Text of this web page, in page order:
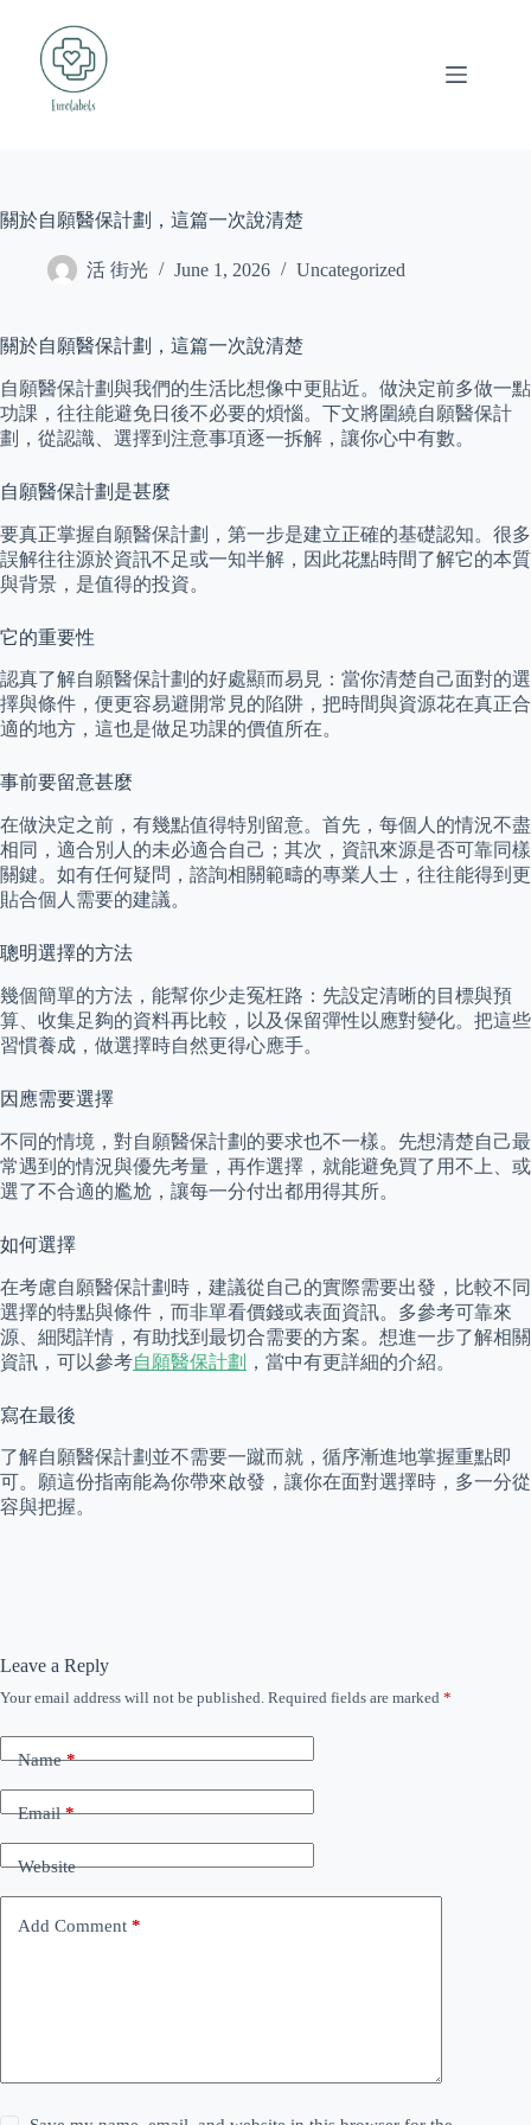
content
關於自願醫保計劃，這篇一次說清楚
活 街光 June 1, 2026 Uncategorized
關於自願醫保計劃，這篇一次說清楚
自願醫保計劃與我們的生活比想像中更貼近。做決定前多做一點
功課，往往能避免日後不必要的煩惱。下文將圍繞自願醫保計
劃，從認識、選擇到注意事項逐一拆解，讓你心中有數。
自願醫保計劃是甚麼
要真正掌握自願醫保計劃，第一步是建立正確的基礎認知。很多
誤解往往源於資訊不足或一知半解，因此花點時間了解它的本質
與背景，是值得的投資。
它的重要性
認真了解自願醫保計劃的好處顯而易見：當你清楚自己面對的選
擇與條件，便更容易避開常見的陷阱，把時間與資源花在真正合
適的地方，這也是做足功課的價值所在。
事前要留意甚麼
在做決定之前，有幾點值得特別留意。首先，每個人的情況不盡
相同，適合別人的未必適合自己；其次，資訊來源是否可靠同樣
關鍵。如有任何疑問，諮詢相關範疇的專業人士，往往能得到更
貼合個人需要的建議。
聰明選擇的方法
幾個簡單的方法，能幫你少走冤枉路：先設定清晰的目標與預
算、收集足夠的資料再比較，以及保留彈性以應對變化。把這些
習慣養成，做選擇時自然更得心應手。
因應需要選擇
不同的情境，對自願醫保計劃的要求也不一樣。先想清楚自己最
常遇到的情況與優先考量，再作選擇，就能避免買了用不上、或
選了不合適的尷尬，讓每一分付出都用得其所。
如何選擇
在考慮自願醫保計劃時，建議從自己的實際需要出發，比較不同
選擇的特點與條件，而非單看價錢或表面資訊。多參考可靠來
源、細閱詳情，有助找到最切合需要的方案。想進一步了解相關
資訊，可以參考自願醫保計劃 ，當中有更詳細的介紹。
寫在最後
了解自願醫保計劃並不需要一蹴而就，循序漸進地掌握重點即
可。願這份指南能為你帶來啟發，讓你在面對選擇時，多一分從
容與把握。
Leave a Reply
Your email address will not be published. Required fields are marked *
Name*
Email*
Website
Add Comment *